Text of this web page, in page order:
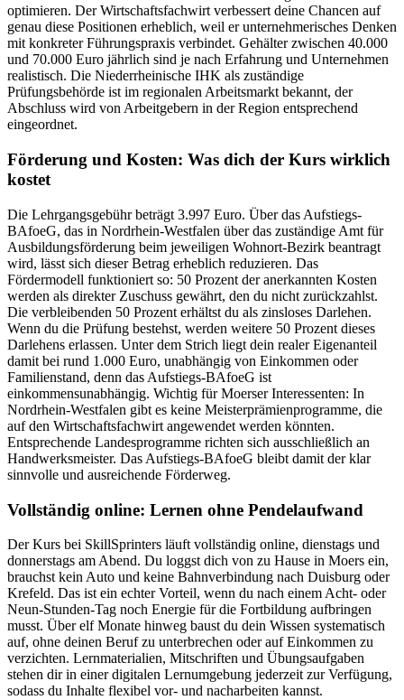
optimieren. Der Wirtschaftsfachwirt verbessert deine Chancen auf
genau diese Positionen erheblich, weil er unternehmerisches Denken
mit konkreter Führungspraxis verbindet. Gehälter zwischen 40.000
und 70.000 Euro jährlich sind je nach Erfahrung und Unternehmen
realistisch. Die Niederrheinische IHK als zuständige
Prüfungsbehörde ist im regionalen Arbeitsmarkt bekannt, der
Abschluss wird von Arbeitgebern in der Region entsprechend
eingeordnet.
Förderung und Kosten: Was dich der Kurs wirklich
kostet
Die Lehrgangsgebühr beträgt 3.997 Euro. Über das Aufstiegs-
BAfoeG, das in Nordrhein-Westfalen über das zuständige Amt für
Ausbildungsförderung beim jeweiligen Wohnort-Bezirk beantragt
wird, lässt sich dieser Betrag erheblich reduzieren. Das
Fördermodell funktioniert so: 50 Prozent der anerkannten Kosten
werden als direkter Zuschuss gewährt, den du nicht zurückzahlst.
Die verbleibenden 50 Prozent erhältst du als zinsloses Darlehen.
Wenn du die Prüfung bestehst, werden weitere 50 Prozent dieses
Darlehens erlassen. Unter dem Strich liegt dein realer Eigenanteil
damit bei rund 1.000 Euro, unabhängig von Einkommen oder
Familienstand, denn das Aufstiegs-BAfoeG ist
einkommensunabhängig. Wichtig für Moerser Interessenten: In
Nordrhein-Westfalen gibt es keine Meisterprämienprogramme, die
auf den Wirtschaftsfachwirt angewendet werden könnten.
Entsprechende Landesprogramme richten sich ausschließlich an
Handwerksmeister. Das Aufstiegs-BAfoeG bleibt damit der klar
sinnvolle und ausreichende Förderweg.
Vollständig online: Lernen ohne Pendelaufwand
Der Kurs bei SkillSprinters läuft vollständig online, dienstags und
donnerstags am Abend. Du loggst dich von zu Hause in Moers ein,
brauchst kein Auto und keine Bahnverbindung nach Duisburg oder
Krefeld. Das ist ein echter Vorteil, wenn du nach einem Acht- oder
Neun-Stunden-Tag noch Energie für die Fortbildung aufbringen
musst. Über elf Monate hinweg baust du dein Wissen systematisch
auf, ohne deinen Beruf zu unterbrechen oder auf Einkommen zu
verzichten. Lernmaterialien, Mitschriften und Übungsaufgaben
stehen dir in einer digitalen Lernumgebung jederzeit zur Verfügung,
sodass du Inhalte flexibel vor- und nacharbeiten kannst.